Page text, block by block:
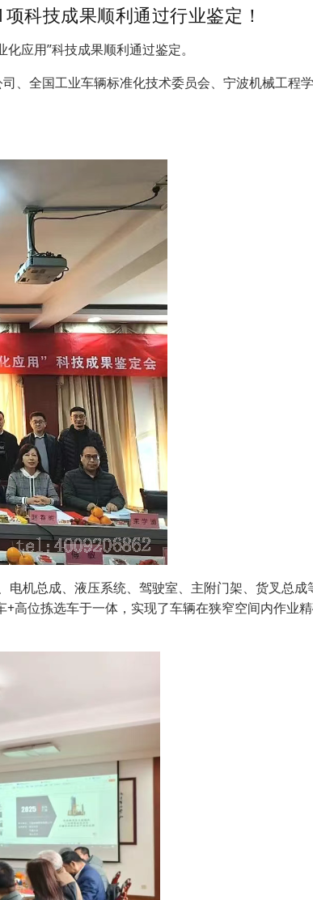
科技成果顺利通过行业鉴定！
应用”科技成果顺利通过鉴定。
、全国工业车辆标准化技术委员会、宁波机械工程
机总成、液压系统、驾驶室、主附门架、货叉总
高位拣选车于一体，实现了车辆在狭窄空间内作业